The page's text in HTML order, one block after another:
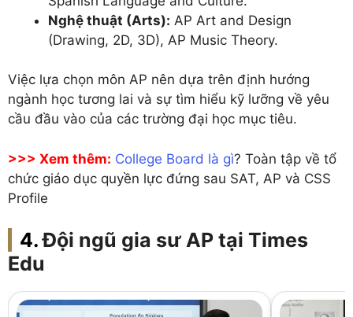
Nghệ thuật (Arts): AP Art and Design
(Drawing, 2D, 3D), AP Music Theory.
Việc lựa chọn môn AP nên dựa trên định hướng
ngành học tương lai và sự tìm hiểu kỹ lưỡng về yêu
cầu đầu vào của các trường đại học mục tiêu.
>>> Xem thêm: College Board là gì? Toàn tập về tổ
chức giáo dục quyền lực đứng sau SAT, AP và CSS
Profile
Đội ngũ gia sư AP tại Times
Edu